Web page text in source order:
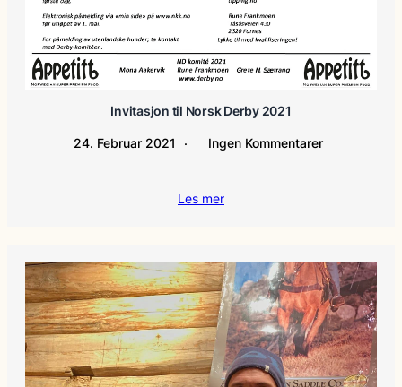
Invitasjon til Norsk Derby 2021
24. Februar 2021 Ingen Kommentarer
Les mer